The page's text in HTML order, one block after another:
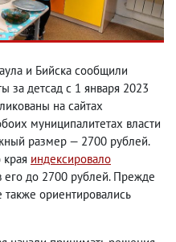
и Бийска сообщили
за детсад с 1 января 2023
на сайтах
муниципалитетах власти
размер — 2700 рублей.
края индексировало
его до 2700 рублей. Прежде
также ориентировались